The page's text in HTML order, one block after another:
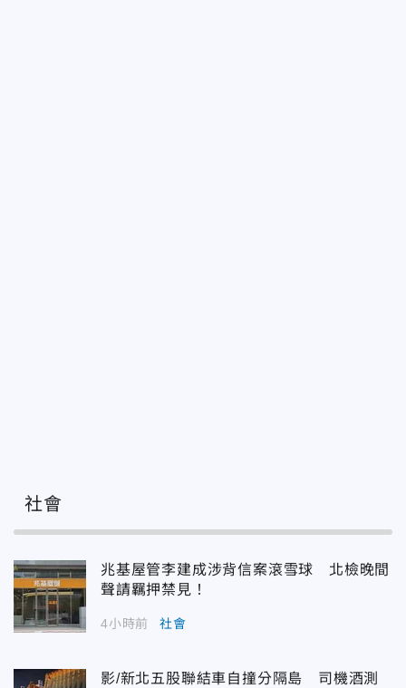
社會
兆基屋管李建成涉背信案滾雪球 北檢晚間
聲請羈押禁見！
4小時前 社會
影/新北五股聯結車自撞分隔島 司機酒測